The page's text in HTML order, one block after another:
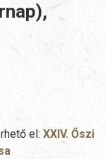
el: XXIV. Őszi